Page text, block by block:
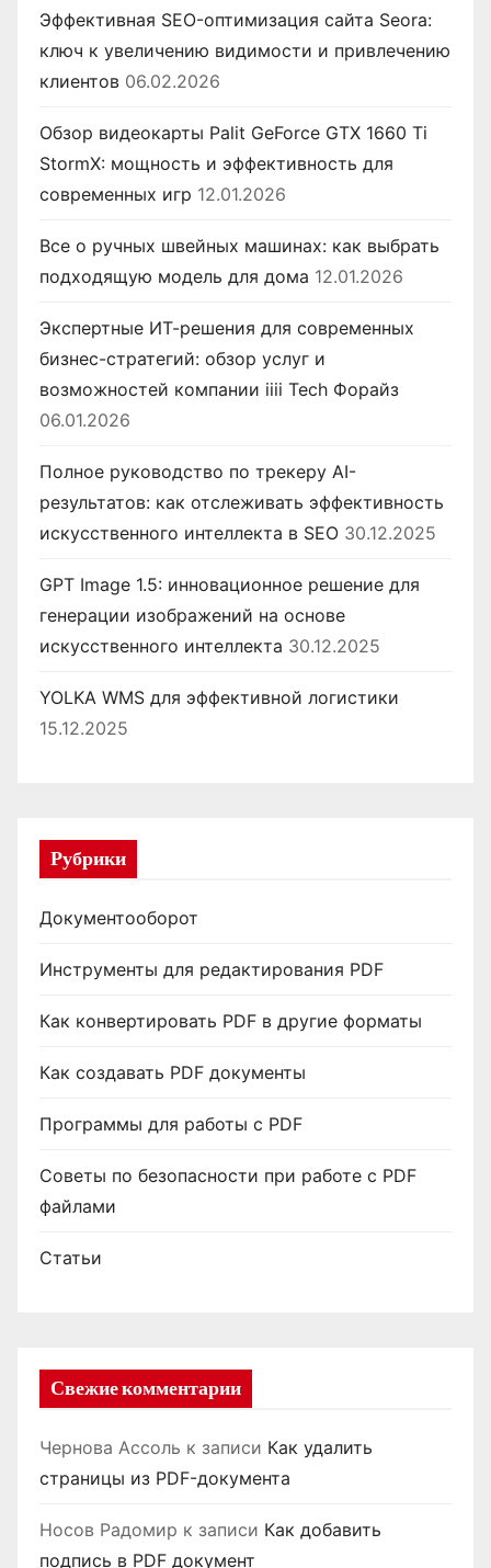
Эффективная SEO-оптимизация сайта Seora:
ключ к увеличению видимости и привлечению
клиентов 06.02.2026
Обзор видеокарты Palit GeForce GTX 1660 Ti
StormX: мощность и эффективность для
современных игр 12.01.2026
Все о ручных швейных машинах: как выбрать
подходящую модель для дома 12.01.2026
Экспертные ИТ-решения для современных
бизнес-стратегий: обзор услуг и
возможностей компании iiii Tech Форайз
06.01.2026
Полное руководство по трекеру AI-
результатов: как отслеживать эффективность
искусственного интеллекта в SEO 30.12.2025
GPT Image 1.5: инновационное решение для
генерации изображений на основе
искусственного интеллекта 30.12.2025
YOLKA WMS для эффективной логистики
15.12.2025
Рубрики
Документооборот
Инструменты для редактирования PDF
Как конвертировать PDF в другие форматы
Как создавать PDF документы
Программы для работы с PDF
Советы по безопасности при работе с PDF
файлами
Статьи
Свежие комментарии
Чернова Ассоль к записи Как удалить
страницы из PDF-документа
Носов Радомир к записи Как добавить
подпись в PDF документ